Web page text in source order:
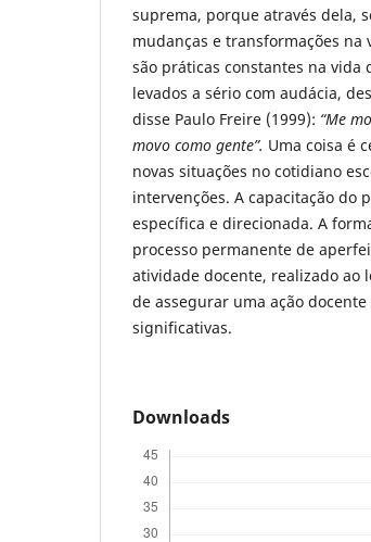
suprema, porque através dela,
mudanças e transformações
são práticas constantes na
levados a sério com audácia,
disse Paulo Freire (1999): “Me
movo como gente”. Uma coisa é
novas situações no cotidiano
intervenções. A capacitação do
específica e direcionada. A
processo permanente de
atividade docente, realizado ao
de assegurar uma ação
significativas.
Downloads